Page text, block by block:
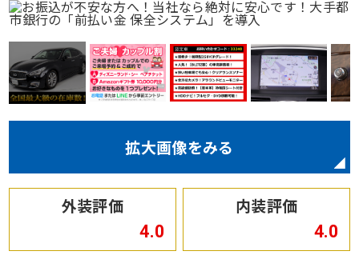
拡大画像をみる
外装評価
4.0
内装評価
4.0